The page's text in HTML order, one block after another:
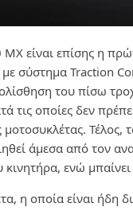
είναι επίσης η
σύστημα Traction
του πίσω
τις οποίες δεν
Τέλος,
άμεσα από τον
ενώ
η οποία είναι ήδη